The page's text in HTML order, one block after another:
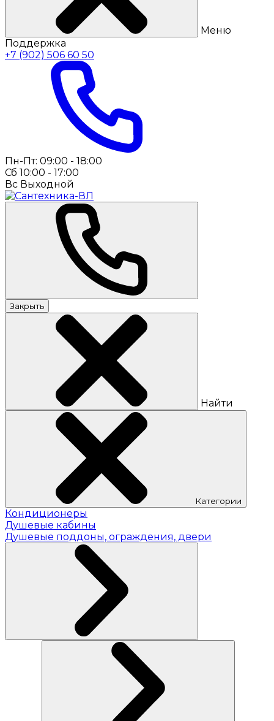
Меню
Поддержка
+7 (902) 506 60 50
Пн-Пт: 09:00 - 18:00
Сб 10:00 - 17:00
Вс Выходной
Закрыть
Найти
Категории
Кондиционеры
Душевые кабины
Душевые поддоны, ограждения, двери